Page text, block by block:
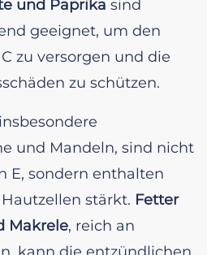
und Paprika sind
geeignet, um den
zu versorgen und die
zu schützen.
und Mandeln, sind nicht
E, sondern enthalten
stärkt. Fetter
Makrele, reich an